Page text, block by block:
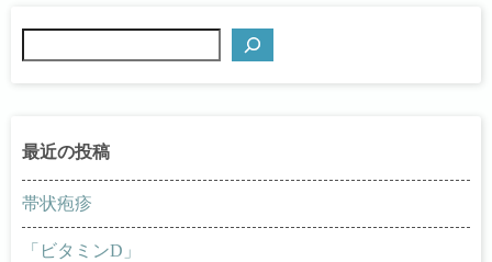
帯状疱疹
「ビタミンD」